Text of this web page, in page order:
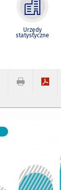
Urzędy
statystyczne